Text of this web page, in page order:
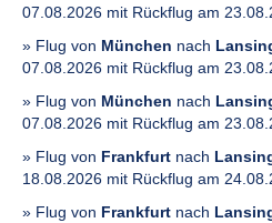
07.08.2026 mit Rückflug am
» Flug von München nach
07.08.2026 mit Rückflug am
» Flug von München nach
07.08.2026 mit Rückflug am
» Flug von Frankfurt nach
18.08.2026 mit Rückflug am
» Flug von Frankfurt nach